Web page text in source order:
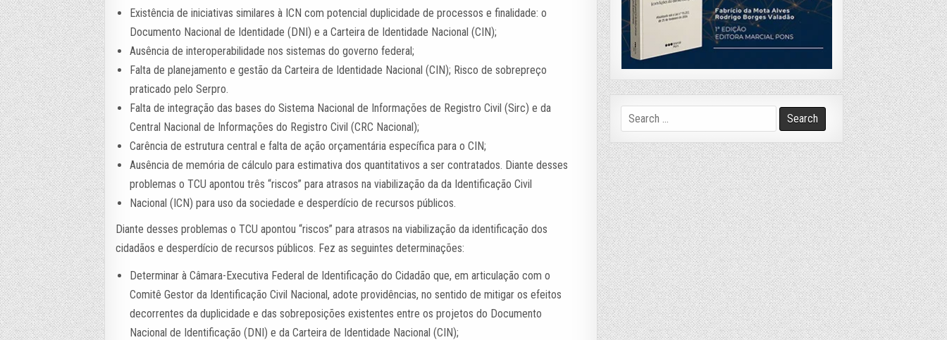
Existência de iniciativas similares à ICN com potencial duplicidade de processos e finalidade: o
Documento Nacional de Identidade (DNI) e a Carteira de Identidade Nacional (CIN);
Ausência de interoperabilidade nos sistemas do governo federal;
Falta de planejamento e gestão da Carteira de Identidade Nacional (CIN); Risco de sobrepreço
praticado pelo Serpro.
Falta de integração das bases do Sistema Nacional de Informações de Registro Civil (Sirc) e da
Central Nacional de Informações do Registro Civil (CRC Nacional);
Carência de estrutura central e falta de ação orçamentária específica para o CIN;
Ausência de memória de cálculo para estimativa dos quantitativos a ser contratados. Diante desses
problemas o TCU apontou três “riscos” para atrasos na viabilização da da Identificação Civil
Nacional (ICN) para uso da sociedade e desperdício de recursos públicos.
Diante desses problemas o TCU apontou “riscos” para atrasos na viabilização da identificação dos
cidadãos e desperdício de recursos públicos. Fez as seguintes determinações:
Determinar à Câmara-Executiva Federal de Identificação do Cidadão que, em articulação com o
Comitê Gestor da Identificação Civil Nacional, adote providências, no sentido de mitigar os efeitos
decorrentes da duplicidade e das sobreposições existentes entre os projetos do Documento
Nacional de Identificação (DNI) e da Carteira de Identidade Nacional (CIN);
Search
for: